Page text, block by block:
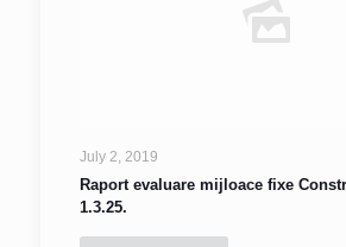
July 2, 2019
Raport evaluare mijloace fixe
1.3.25.